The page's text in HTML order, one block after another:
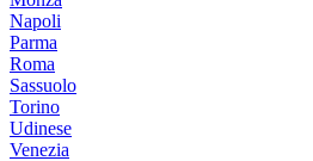
Napoli
Parma
Roma
Sassuolo
Torino
Udinese
Venezia